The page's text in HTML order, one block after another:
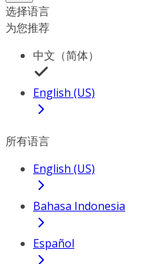
选择语言
为您推荐
中文（简体）
English (US)
所有语言
English (US)
Bahasa Indonesia
Español